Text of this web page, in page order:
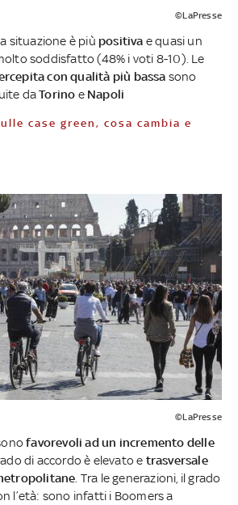
©LaPresse
situazione è più positiva e quasi un
soddisfatto (48% i voti 8-10). Le
con qualità più bassa sono
daTorino e Napoli
©LaPresse
favorevoli ad un incremento delle
di accordo è elevato e trasversale
. Tra le generazioni, il grado
l’età: sono infatti i Boomers a